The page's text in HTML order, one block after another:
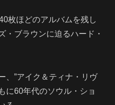
枚ほどのアルバムを残し
・ブラウンに迫るハード・
、”アイク＆ティナ・リヴ
に60年代のソウル・ショ